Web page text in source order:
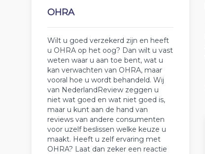
OHRA
Wilt u goed verzekerd zijn en heeft
u OHRA op het oog? Dan wilt u vast
weten waar u aan toe bent, wat u
kan verwachten van OHRA, maar
vooral hoe u wordt behandeld. Wij
van NederlandReview zeggen u
niet wat goed en wat niet goed is,
maar u kunt aan de hand van
reviews van andere consumenten
voor uzelf beslissen welke keuze u
maakt. Heeft u zelf ervaring met
OHRA? Laat dan zeker een reactie